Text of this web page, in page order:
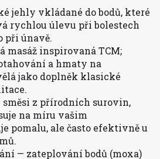
jehly vkládané do bodů, které
rychlou úlevu při bolestech
při únavě.
masáž inspirovaná TCM;
a hmaty na
jako doplněk klasické
z přírodních surovin,
na míru vašim
pomalu, ale často efektivně u
— zateplování bodů (moxa)